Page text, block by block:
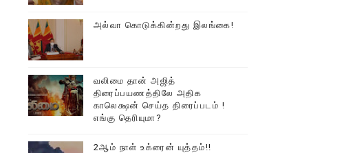
அல்வா கொடுக்கின்றது இலங்கை!
வலிமை தான் அஜித்
திரைப்பயணத்திலே அதிக
காலெக்ஷன் செய்த திரைப்படம் !
எங்கு தெரியுமா?
2ஆம் நாள் உக்ரைன் யுத்தம்!!